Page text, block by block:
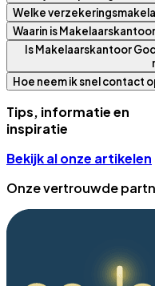
Welke
Waarin is
Is Makelaarskantoor
Hoe neem ik snel contact
Tips, informatie en
inspiratie
Bekijk al onze artikelen
Onze vertrouwde